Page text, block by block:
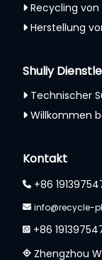
Recycling
Herstellung
Shuliy
Technischer
Willkommen
Kontakt
+86
info@recycle-
+86
Zhengzhou